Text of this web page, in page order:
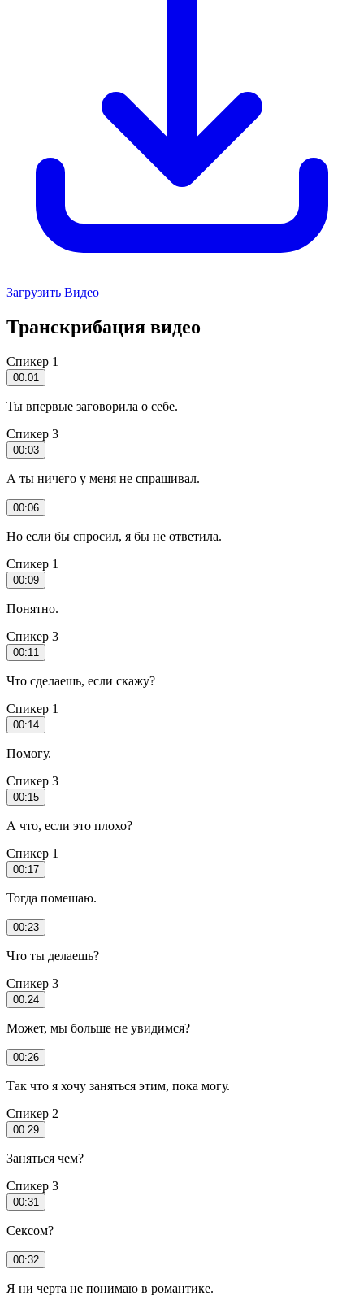
Загрузить Видео
Транскрибация видео
Спикер 1
00:01
Ты впервые заговорила о себе.
Спикер 3
00:03
А ты ничего у меня не спрашивал.
00:06
Но если бы спросил, я бы не ответила.
Спикер 1
00:09
Понятно.
Спикер 3
00:11
Что сделаешь, если скажу?
Спикер 1
00:14
Помогу.
Спикер 3
00:15
А что, если это плохо?
Спикер 1
00:17
Тогда помешаю.
00:23
Что ты делаешь?
Спикер 3
00:24
Может, мы больше не увидимся?
00:26
Так что я хочу заняться этим, пока могу.
Спикер 2
00:29
Заняться чем?
Спикер 3
00:31
Сексом?
00:32
Я ни черта не понимаю в романтике.